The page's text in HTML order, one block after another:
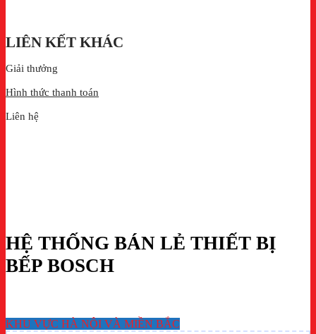
LIÊN KẾT KHÁC
Giải thưởng
Hình thức thanh toán
Liên hệ
HỆ THỐNG BÁN LẺ THIẾT BỊ
BẾP BOSCH
KHU VỰC HÀ NỘI VÀ MIỀN BẮC